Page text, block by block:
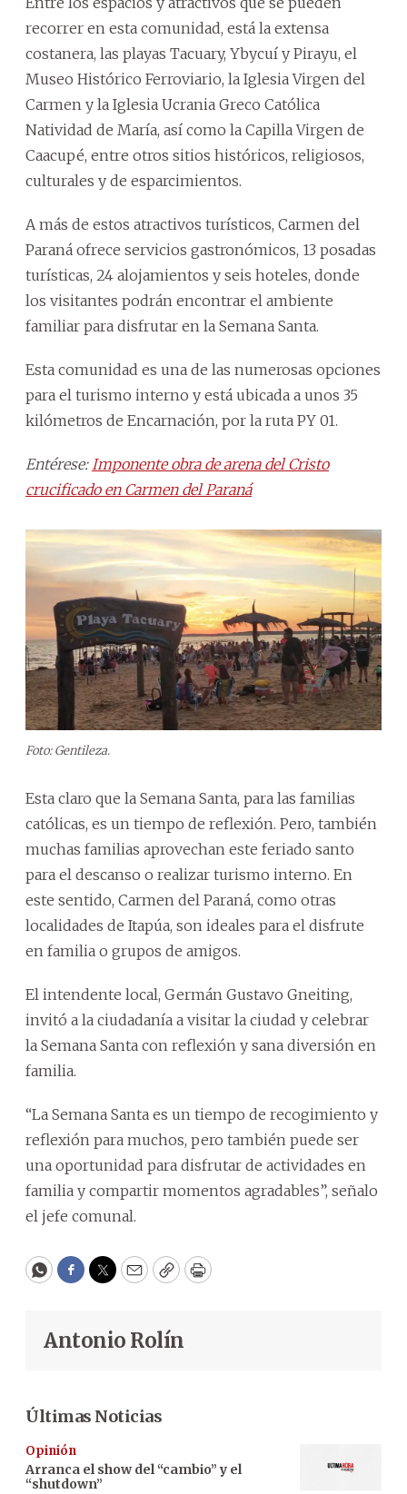
recorrer en esta comunidad, está la extensa
costanera, las playas Tacuary, Ybycuí y Pirayu, el
Museo Histórico Ferroviario, la Iglesia Virgen del
Carmen y la Iglesia Ucrania Greco Católica
Natividad de María, así como la Capilla Virgen de
Caacupé, entre otros sitios históricos, religiosos,
culturales y de esparcimientos.
A más de estos atractivos turísticos, Carmen del
Paraná ofrece servicios gastronómicos, 13 posadas
turísticas, 24 alojamientos y seis hoteles, donde
los visitantes podrán encontrar el ambiente
familiar para disfrutar en la Semana Santa.
Esta comunidad es una de las numerosas opciones
para el turismo interno y está ubicada a unos 35
kilómetros de Encarnación, por la ruta PY 01.
Entérese:Imponente obra de arena del Cristo
crucificado en Carmen del Paraná
Foto: Gentileza.
Esta claro que la Semana Santa, para las familias
católicas, es un tiempo de reflexión. Pero, también
muchas familias aprovechan este feriado santo
para el descanso o realizar turismo interno. En
este sentido, Carmen del Paraná, como otras
localidades de Itapúa, son ideales para el disfrute
en familia o grupos de amigos.
El intendente local, Germán Gustavo Gneiting,
invitó a la ciudadanía a visitar la ciudad y celebrar
la Semana Santa con reflexión y sana diversión en
familia.
“La Semana Santa es un tiempo de recogimiento y
reflexión para muchos, pero también puede ser
una oportunidad para disfrutar de actividades en
familia y compartir momentos agradables”, señalo
el jefe comunal.
WhatsApp
Facebook
Twitter
EmailCopyPrint
Antonio Rolín
Últimas Noticias
Opinión
Arranca el show del “cambio” y el
“shutdown”